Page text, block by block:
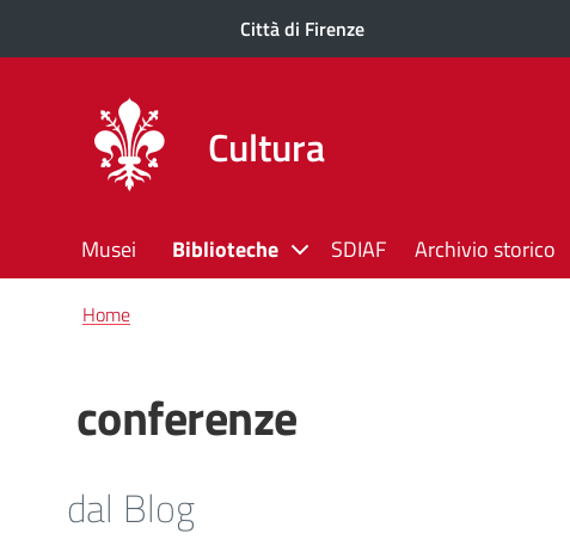
Città di Firenze
Cultura
Musei Biblioteche SDIAF Archivio storico
Briciole
di
Home
conferenze
dal Blog